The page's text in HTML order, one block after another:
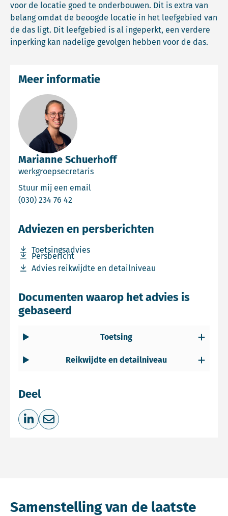
voor de locatie goed te onderbouwen. Dit is extra van
belang omdat de beoogde locatie in het leefgebied van
de das ligt. Dit leefgebied is al ingeperkt, een verdere
inperking kan nadelige gevolgen hebben voor de das.
Marianne Schuerhoff
werkgroepsecretaris
Stuur mij een email
(030) 234 76 42
Meer informatie
Adviezen en persberichten
Toetsingsadvies
Download bestand Toetsingsadvies
Persbericht
Download bestand Persbericht
Advies reikwijdte en detailniveau
Download bestand Advies reikwijdte en detailniveau
Documenten waarop het advies is
gebaseerd
Toetsing
Reikwijdte en detailniveau
Deel
Deel op LinkedIn
Deel via e-mail
Samenstelling van de laatste